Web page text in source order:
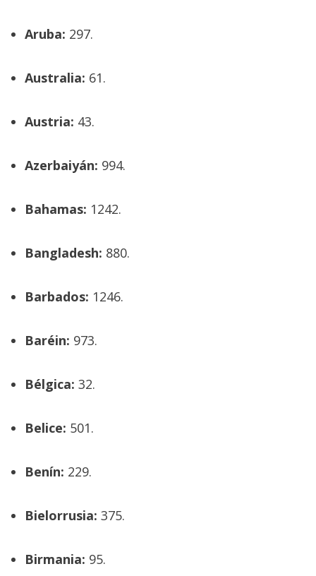
Aruba: 297.
Australia: 61.
Austria: 43.
Azerbaiyán: 994.
Bahamas: 1242.
Bangladesh: 880.
Barbados: 1246.
Baréin: 973.
Bélgica: 32.
Belice: 501.
Benín: 229.
Bielorrusia: 375.
Birmania: 95.